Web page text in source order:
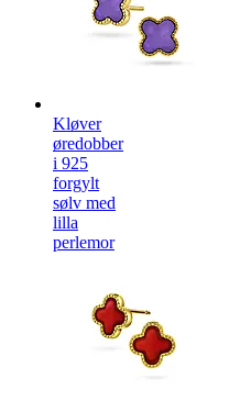
Kløver
øredobber
i 925
forgylt
sølv med
lilla
perlemor